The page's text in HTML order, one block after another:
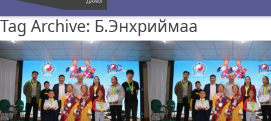
Tag Archive: Б.Энхриймаа